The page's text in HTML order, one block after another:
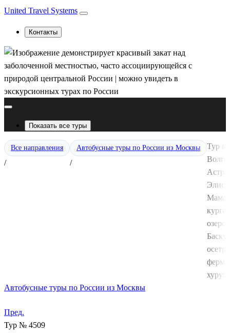
United Travel Systems
Контакты
Показать все туры
Все направления
/
Автобусные туры по России из Москвы
/
Тур в
озеро
ферма,
хурул
Автобусные туры по России из Москвы
Пред.
Тур № 4509